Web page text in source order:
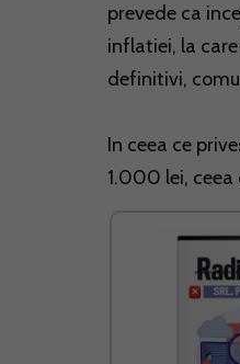
prevede ca
inflatiei, la
definitivi,
In ceea ce
1.000 lei, ceea